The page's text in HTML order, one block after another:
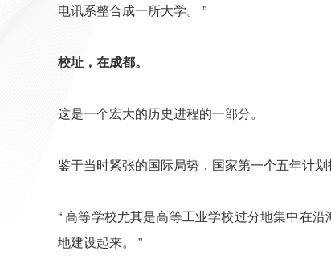
电讯系整合成一所大学。 ”
校址，在成都。
这是一个宏大的历史进程的一部分。
鉴于当时紧张的国际局势，国家第一个五年计划
“ 高等学校尤其是高等工业学校过分地集中在
地建设起来。 ”